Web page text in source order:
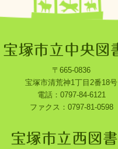
〒665-0836
宝塚市清荒神1丁目2番18号
電話：0797-84-6121
ファクス：0797-81-0598